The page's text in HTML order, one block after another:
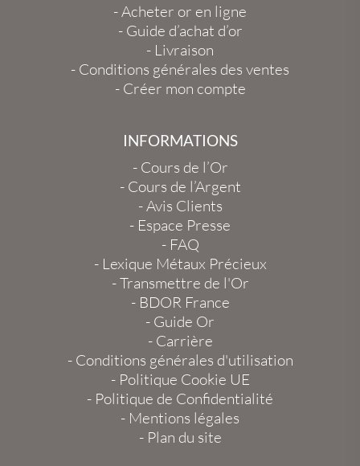
-Acheter or en ligne
- Guide d’achat d’or
- Livraison
- Conditions générales des ventes
- Créer mon compte
INFORMATIONS
- Cours de l’Or
- Cours de l’Argent
-Avis Clients
- Espace Presse
- FAQ
- Lexique Métaux Précieux
-Transmettre de l'Or
- BDOR France
- Guide Or
- Carrière
- Conditions générales d'utilisation
- Politique Cookie UE
- Politique de Confidentialité
- Mentions légales
- Plan du site